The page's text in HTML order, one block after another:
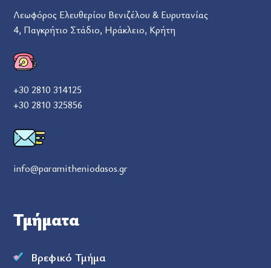
Λεωφόρος Ελευθερίου Βενιζέλου & Ευρυτανίας
4, Παγκρήτιο Στάδιο, Ηράκλειο, Κρήτη
+30 2810 314125
+30 2810 325856
info@paramitheniodasos.gr
Τμήματα
Βρεφικό Τμήμα